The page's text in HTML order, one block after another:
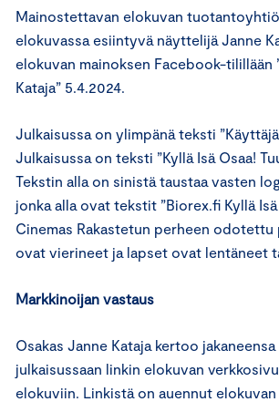
Mainostettavan elokuvan
elokuvassa esiintyvä näyttelijä Janne
elokuvan mainoksen Facebook-tilillään
Kataja” 5.4.2024.
Julkaisussa on ylimpänä teksti
Julkaisussa on teksti ”Kyllä Isä Osaa!
Tekstin alla on sinistä taustaa vasten
jonka alla ovat tekstit ”Biorex.fi Kyllä
Cinemas Rakastetun perheen odotettu
ovat vierineet ja lapset ovat lentäneet
Markkinoijan vastaus
Osakas Janne Kataja kertoo
julkaisussaan linkin elokuvan
elokuviin. Linkistä on auennut